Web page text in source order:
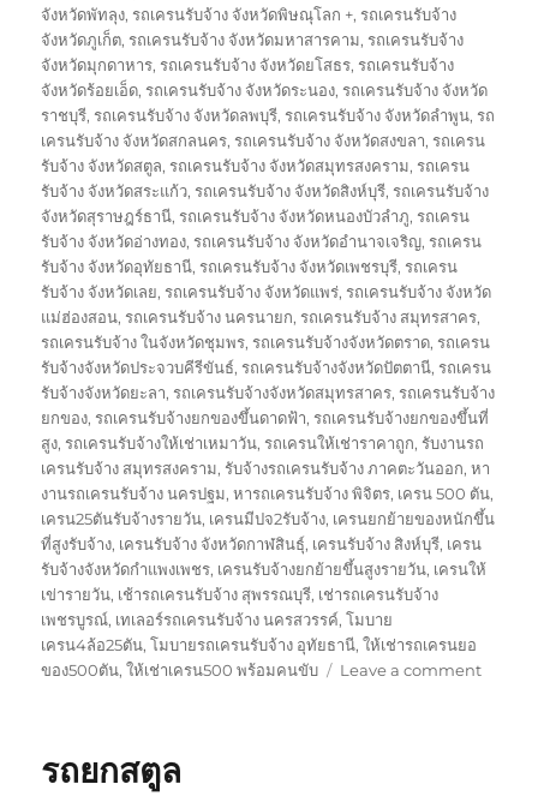
จังหวัดพัทลุง,รถเครนรับจ้าง จังหวัดพิษณุโลก +,รถเครนรับจ้าง
จังหวัดภูเก็ต,รถเครนรับจ้าง จังหวัดมหาสารคาม,รถเครนรับจ้าง
จังหวัดมุกดาหาร,รถเครนรับจ้าง จังหวัดยโสธร,รถเครนรับจ้าง
จังหวัดร้อยเอ็ด,รถเครนรับจ้าง จังหวัดระนอง,รถเครนรับจ้าง จังหวัด
ราชบุรี,รถเครนรับจ้าง จังหวัดลพบุรี,รถเครนรับจ้าง จังหวัดลำพูน,รถ
เครนรับจ้าง จังหวัดสกลนคร,รถเครนรับจ้าง จังหวัดสงขลา,รถเครน
รับจ้าง จังหวัดสตูล,รถเครนรับจ้าง จังหวัดสมุทรสงคราม,รถเครน
รับจ้าง จังหวัดสระแก้ว,รถเครนรับจ้าง จังหวัดสิงห์บุรี,รถเครนรับจ้าง
จังหวัดสุราษฎร์ธานี,รถเครนรับจ้าง จังหวัดหนองบัวลำภู,รถเครน
รับจ้าง จังหวัดอ่างทอง,รถเครนรับจ้าง จังหวัดอำนาจเจริญ,รถเครน
รับจ้าง จังหวัดอุทัยธานี,รถเครนรับจ้าง จังหวัดเพชรบุรี,รถเครน
รับจ้าง จังหวัดเลย,รถเครนรับจ้าง จังหวัดแพร่,รถเครนรับจ้าง จังหวัด
แม่ฮ่องสอน,รถเครนรับจ้าง นครนายก,รถเครนรับจ้าง สมุทรสาคร,
รถเครนรับจ้าง ในจังหวัดชุมพร,รถเครนรับจ้างจังหวัดตราด,รถเครน
รับจ้างจังหวัดประจวบคีรีขันธ์,รถเครนรับจ้างจังหวัดปัตตานี,รถเครน
รับจ้างจังหวัดยะลา,รถเครนรับจ้างจังหวัดสมุทรสาคร,รถเครนรับจ้าง
ยกของ,รถเครนรับจ้างยกของขึ้นดาดฟ้า,รถเครนรับจ้างยกของขึ้นที่
สูง,รถเครนรับจ้างให้เช่าเหมาวัน,รถเครนให้เช่าราคาถูก,รับงานรถ
เครนรับจ้าง สมุทรสงคราม,รับจ้างรถเครนรับจ้าง ภาคตะวันออก,หา
งานรถเครนรับจ้าง นครปฐม,หารถเครนรับจ้าง พิจิตร, เครน 500 ตัน,
เครน25ตันรับจ้างรายวัน, เครนมีปจ2รับจ้าง, เครนยกย้ายของหนักขึ้น
ที่สูงรับจ้าง, เครนรับจ้าง จังหวัดกาฬสินธุ์, เครนรับจ้าง สิงห์บุรี, เครน
รับจ้างจังหวัดกำแพงเพชร, เครนรับจ้างยกย้ายขึ้นสูงรายวัน, เครนให้
เข่ารายวัน, เช้ารถเครนรับจ้าง สุพรรณบุรี, เช่ารถเครนรับจ้าง
เพชรบูรณ์, เทเลอร์รถเครนรับจ้าง นครสวรรค์,โมบาย
เครน4ล้อ25ตัน,โมบายรถเครนรับจ้าง อุทัยธานี,ให้เช่ารถเครนยอ
ของ500ตัน,ให้เช่าเครน500 พร้อมคนขับ Leave a commenton
รถยกสตูล